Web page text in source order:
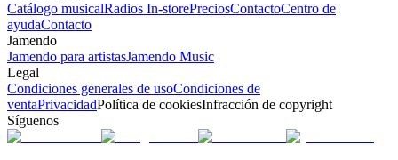
Catálogo musicalRadios In-storePreciosContactoCentro de
ayudaContacto
Jamendo
Jamendo para artistasJamendo Music
Legal
Condiciones generales de usoCondiciones de
ventaPrivacidadPolítica de cookiesInfracción de copyright
Síguenos